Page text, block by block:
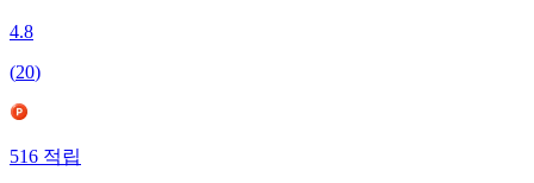
4.8
(20)
516적립